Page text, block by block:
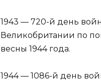
1943 — 720-й день
Великобритании по
весны 1944 года.
1944 — 1086-й день